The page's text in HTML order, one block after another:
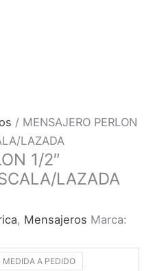
/ MENSAJERO PERLON
LAZADA
1/2″
LAZADA
, Mensajeros Marca:
MEDIDA A PEDIDO